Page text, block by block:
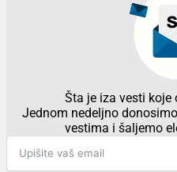
Šta je iza vesti
Jednom nedeljno
vestima i šaljemo